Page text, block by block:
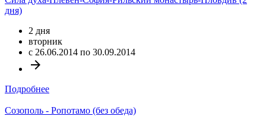
дня)
2 дня
вторник
c 26.06.2014 по 30.09.2014
arrow_forward
Подробнее
Созополь - Ропотамо (без обеда)